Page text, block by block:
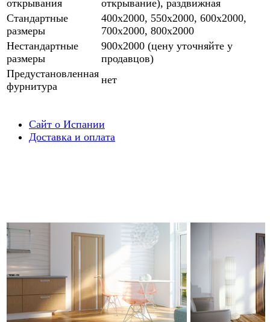
открывания
открывание), раздвижная
Стандартные
размеры
400х2000, 550х2000, 600х2000,
700х2000, 800х2000
Нестандартные
размеры
900х2000 (цену уточняйте у
продавцов)
Предустановленная
фурнитура
нет
Сайт о Испании
Доставка и оплата